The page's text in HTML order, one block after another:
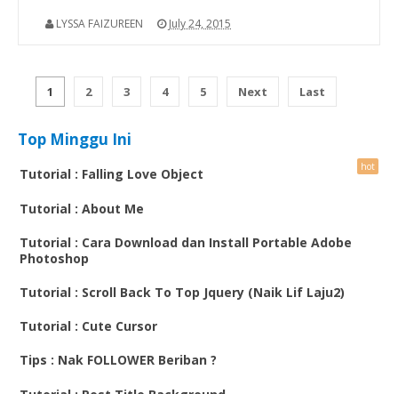
LYSSA FAIZUREEN July 24, 2015
1 2 3 4 5 Next Last
Top Minggu Ini
Tutorial : Falling Love Object
Tutorial : About Me
Tutorial : Cara Download dan Install Portable Adobe
Photoshop
Tutorial : Scroll Back To Top Jquery (Naik Lif Laju2)
Tutorial : Cute Cursor
Tips : Nak FOLLOWER Beriban ?